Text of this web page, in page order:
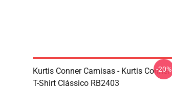
Kurtis Conner Camisas - Kurtis Conner
T-Shirt Clássico RB2403
-20%